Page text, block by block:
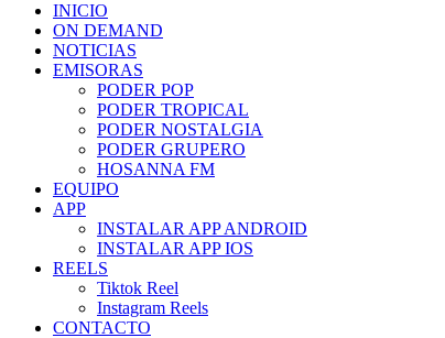
INICIO
ON DEMAND
NOTICIAS
EMISORAS
PODER POP
PODER TROPICAL
PODER NOSTALGIA
PODER GRUPERO
HOSANNA FM
EQUIPO
APP
INSTALAR APP ANDROID
INSTALAR APP IOS
REELS
Tiktok Reel
Instagram Reels
CONTACTO